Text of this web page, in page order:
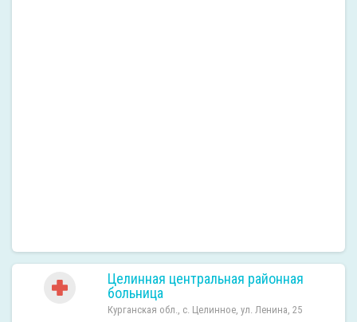
Целинная центральная районная
больница
Курганская обл., с. Целинное, ул. Ленина, 25